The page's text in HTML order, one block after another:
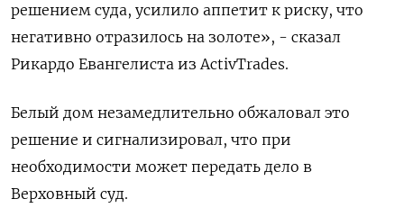
решением суда, усилило аппетит к риску, что
негативно отразилось на золоте», - сказал
Рикардо Евангелиста из ActivTrades.
Белый дом незамедлительно обжаловал это
решение и сигнализировал, что при
необходимости может передать дело в
Верховный суд.